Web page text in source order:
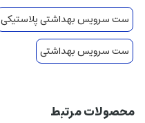
ست سرویس بهداشتی پلاستیکی
ست سرویس بهداشتی
محصولات مرتبط